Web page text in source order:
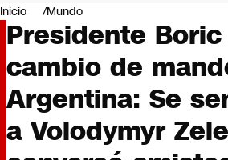
Negocios
Deportes
Programas completos
Cultura
Servicios
Bits
CNN Data
CNN tiempo
Inicio Mundo
Presidente
cambio de
Argentina: Se
a Volodymyr